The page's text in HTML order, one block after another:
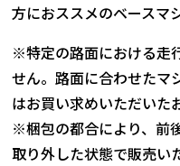
方におススメのベースマ
※特定の路面における走
せん。路面に合わせたマ
はお買い求めいただいた
※梱包の都合により、前
取り外した状態で販売い